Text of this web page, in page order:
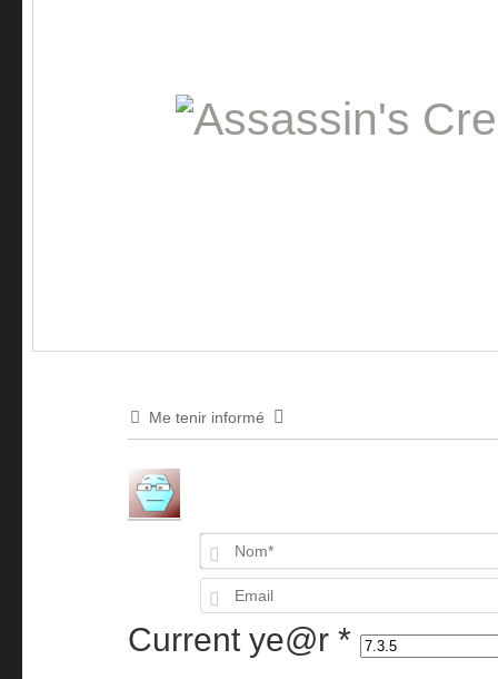
Me tenir informé
Current ye@r *